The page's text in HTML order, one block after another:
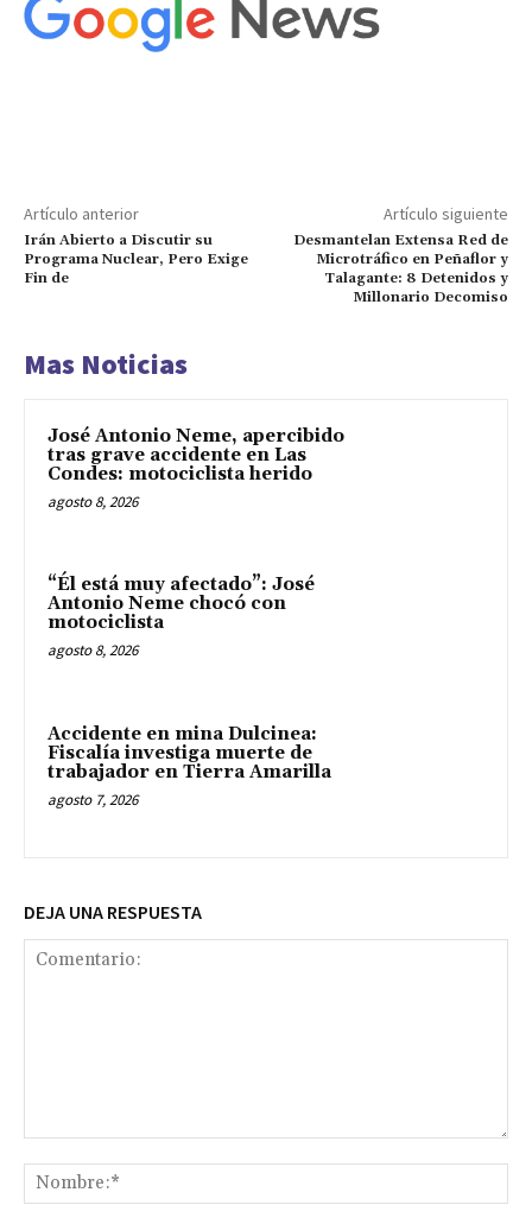
Artículo anterior
Irán Abierto a Discutir su
Programa Nuclear, Pero Exige
Fin de
Artículo siguiente
Desmantelan Extensa Red de
Microtráfico en Peñaflor y
Talagante: 8 Detenidos y
Millonario Decomiso
Mas Noticias
José Antonio Neme, apercibido
tras grave accidente en Las
Condes: motociclista herido
agosto 8, 2026
“Él está muy afectado”: José
Antonio Neme chocó con
motociclista
agosto 8, 2026
Accidente en mina Dulcinea:
Fiscalía investiga muerte de
trabajador en Tierra Amarilla
agosto 7, 2026
DEJA UNA RESPUESTA